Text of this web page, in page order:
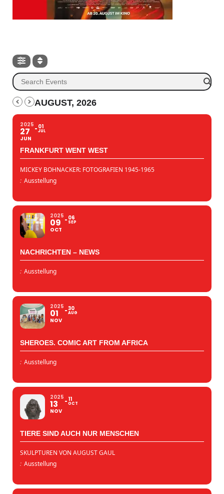
AUGUST, 2026
2025
27
JUN
01
JUL
FRANKFURT WENT WEST
MICKEY BOHNACKER: FOTOGRAFIEN 1945-1965
: Ausstellung
2025
09
OCT
06
SEP
NACHRICHTEN – NEWS
: Ausstellung
2025
01
NOV
30
AUG
SHEROES. COMIC ART FROM AFRICA
: Ausstellung
2025
13
NOV
11
OCT
TIERE SIND AUCH NUR MENSCHEN
SKULPTUREN VON AUGUST GAUL
: Ausstellung